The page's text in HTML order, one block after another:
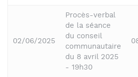
02/06/2025
Procès-verbal
de la séance
du conseil
communautaire
du 8 avril 2025
- 19h30